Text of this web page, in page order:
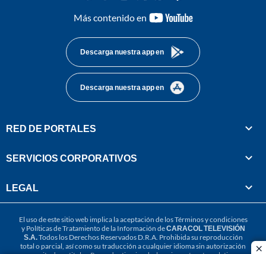
Más contenido en
youtube-
Descarga nuestra app en
Descarga nuestra app en
RED DE PORTALES
SERVICIOS CORPORATIVOS
LEGAL
El uso de este sitio web implica la aceptación de losTérminos y condiciones
y Políticas de Tratamiento de la Información deCARACOL TELEVISIÓN
S.A.Todos los Derechos Reservados D.R.A. Prohibida su reproducción
total o parcial, así como su traducción a cualquier idioma sin autorización